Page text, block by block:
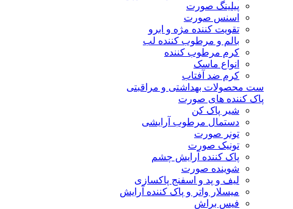
پیلینگ صورت
اسنس صورت
تقویت کننده مژه و ابرو
بالم و مرطوب کننده لب
کرم مرطوب کننده
انواع ماسک
کرم ضد آفتاب
ست محصولات بهداشتی و مراقبتی
پاک کننده های صورت
شیر پاک کن
دستمال مرطوب آرایشی
تونر صورت
تونیک صورت
پاک کننده آرایش چشم
شوینده صورت
لیف و پد و اسفنج پاکسازی
میسلار واتر و پاک کننده آرایش
فیس براش